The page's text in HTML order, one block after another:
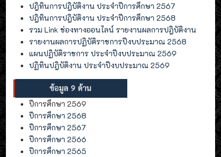
ปฎิทินการปฎิบัติงาน ประจำปีการศึกษา 2567
ปฎิทินการปฎิบัติงาน ประจำปีการศึกษา 2568
รวม Link ช่องทางออนไลน์ รายงานผลการปฎิบัติงาน
รายงานผลการปฏิบัติราชการปีงบประมาณ 2568
แผนปฏิบัติราชการ ประจำปีงบประมาณ 2569
ปฏิทินปฎิบัติงาน ประจำปีงบประมาณ 2569
ปีการศึกษา 2569
ปีการศึกษา 2568
ปีการศึกษา 2567
ปีการศึกษา 2566
ปีการศึกษา 2565